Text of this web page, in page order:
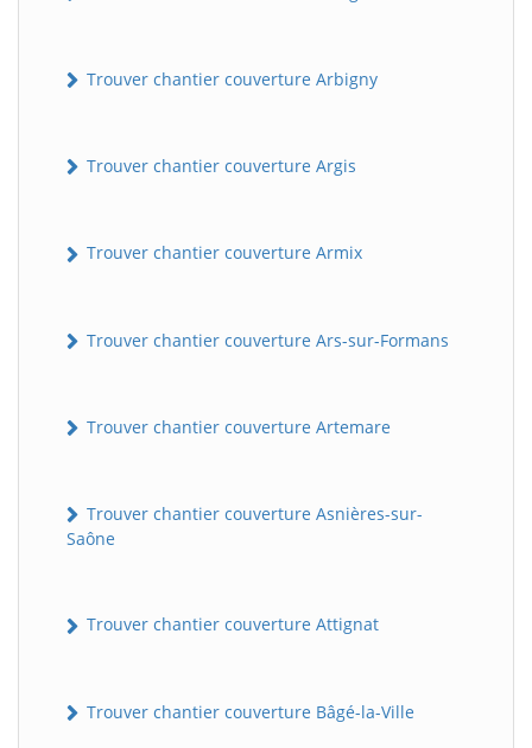
Trouver chantier couverture Arbigny
Trouver chantier couverture Argis
Trouver chantier couverture Armix
Trouver chantier couverture Ars-sur-Formans
Trouver chantier couverture Artemare
Trouver chantier couverture Asnières-sur-
Saône
Trouver chantier couverture Attignat
Trouver chantier couverture Bâgé-la-Ville